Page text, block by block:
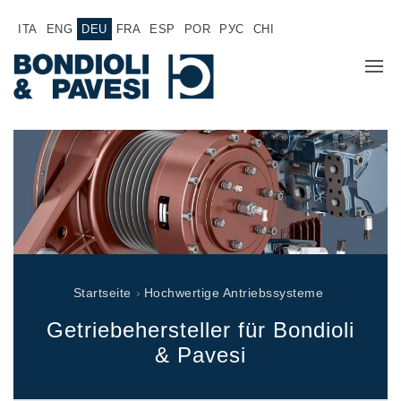
ITA ENG DEU FRA ESP POR РУС CHI
ÜBER UNS
PRODUKTE
ANWENDUNGEN
VERTRIEBSNETZ
Hochwertige Antriebssysteme
Kardan Gelenkwellen
Getriebehersteller für Bondioli & Pavesi
Kundenspezifische Getriebe
Pump Drive Getriebe
Startseite › Hochwertige Antriebssysteme
Getriebehersteller für Bondioli
& Pavesi